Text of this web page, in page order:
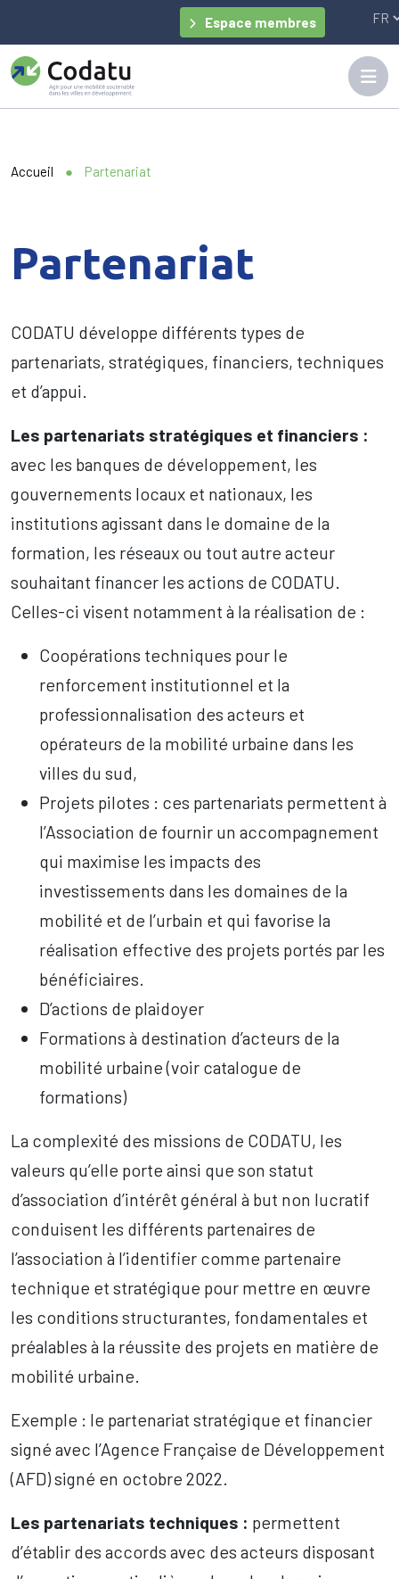
Espace membres
Accueil ● Partenariat
Partenariat
CODATU développe différents types de
partenariats, stratégiques, financiers, techniques
et d’appui.
Les partenariats stratégiques et financiers :
avec les banques de développement, les
gouvernements locaux et nationaux, les
institutions agissant dans le domaine de la
formation, les réseaux ou tout autre acteur
souhaitant financer les actions de CODATU.
Celles-ci visent notamment à la réalisation de :
Coopérations techniques pour le
renforcement institutionnel et la
professionnalisation des acteurs et
opérateurs de la mobilité urbaine dans les
villes du sud,
Projets pilotes : ces partenariats permettent à
l’Association de fournir un accompagnement
qui maximise les impacts des
investissements dans les domaines de la
mobilité et de l’urbain et qui favorise la
réalisation effective des projets portés par les
bénéficiaires.
D’actions de plaidoyer
Formations à destination d’acteurs de la
mobilité urbaine (voir catalogue de
formations)
La complexité des missions de CODATU, les
valeurs qu’elle porte ainsi que son statut
d’association d’intérêt général à but non lucratif
conduisent les différents partenaires de
l’association à l’identifier comme partenaire
technique et stratégique pour mettre en œuvre
les conditions structurantes, fondamentales et
préalables à la réussite des projets en matière de
mobilité urbaine.
Exemple : le partenariat stratégique et financier
signé avec l’Agence Française de Développement
(AFD) signé en octobre 2022.
Les partenariats techniques : permettent
d’établir des accords avec des acteurs disposant
Panneau de gestion des cookies